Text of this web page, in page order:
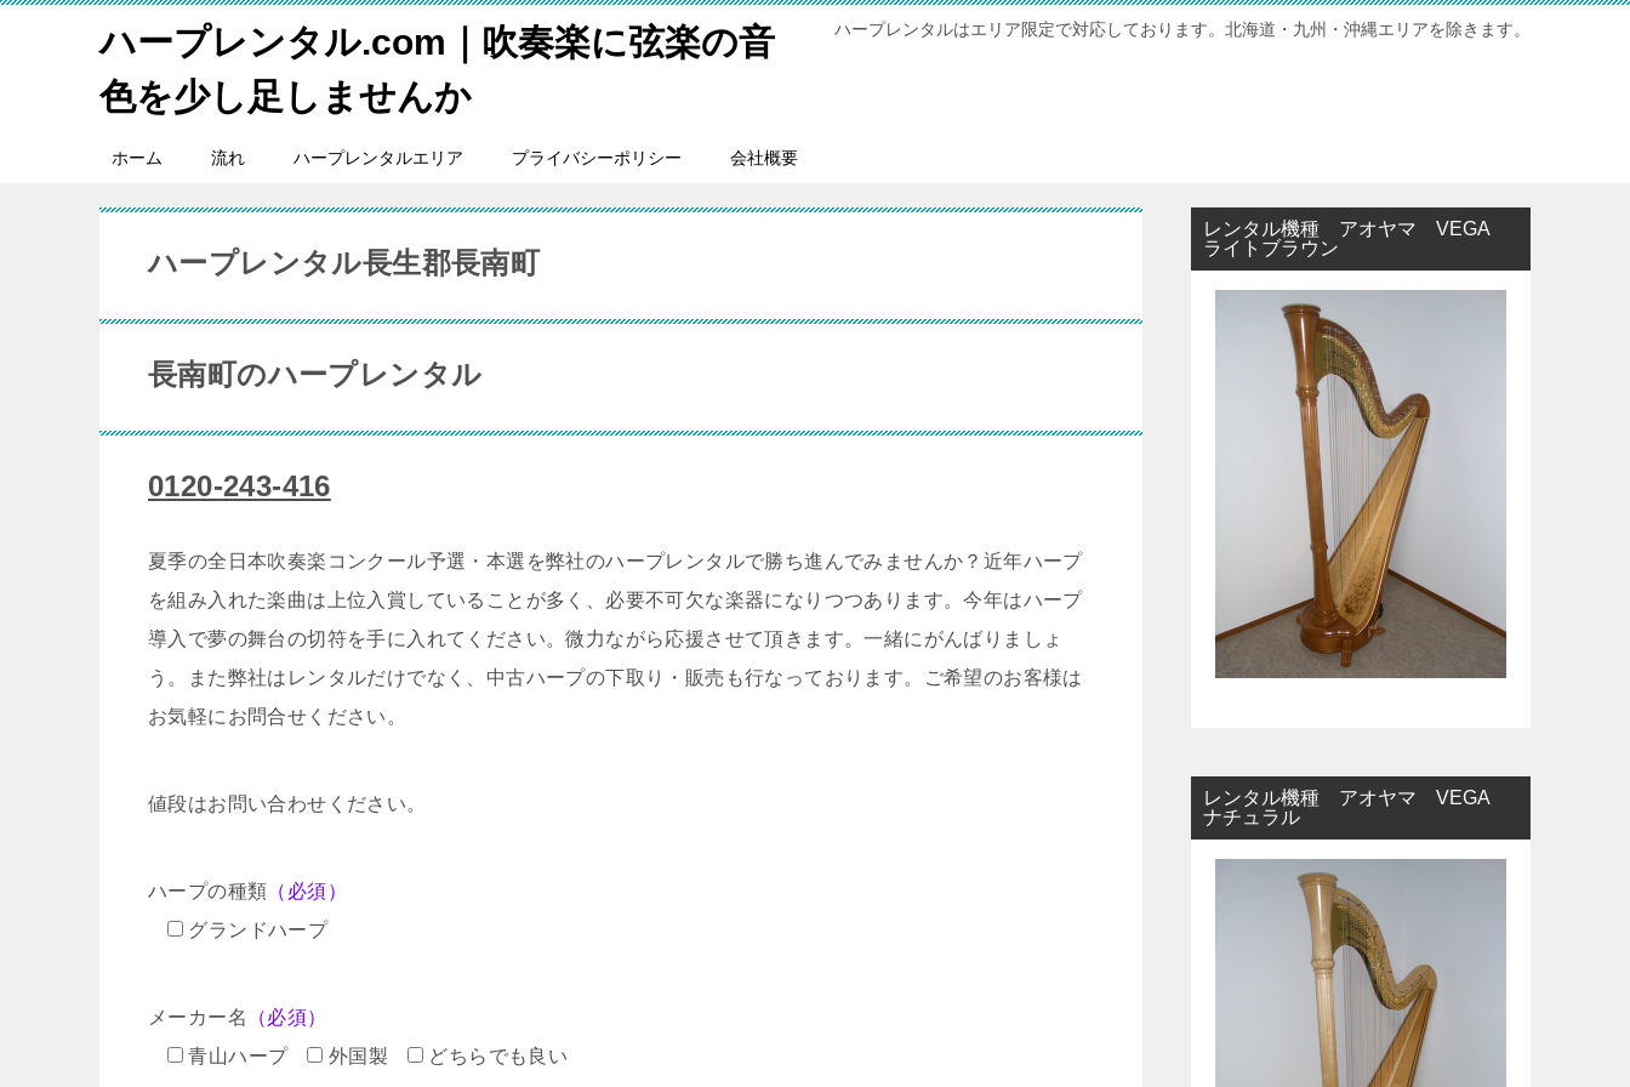
ハープレンタル.com｜吹奏楽に弦楽の音
色を少し足しませんか
ハープレンタルはエリア限定で対応しております。北海道・九州・沖縄エリアを除きます。
ホーム 流れ ハープレンタルエリア プライバシーポリシー 会社概要
ハープレンタル長生郡長南町
長南町のハープレンタル
0120-243-416
夏季の全日本吹奏楽コンクール予選・本選を弊社のハープレンタルで勝ち進んでみませんか？近年ハープ
を組み入れた楽曲は上位入賞していることが多く、必要不可欠な楽器になりつつあります。今年はハープ
導入で夢の舞台の切符を手に入れてください。微力ながら応援させて頂きます。一緒にがんばりましょ
う。また弊社はレンタルだけでなく、中古ハープの下取り・販売も行なっております。ご希望のお客様は
お気軽にお問合せください。
値段はお問い合わせください。
ハープの種類 （必須）
グランドハープ
メーカー名
（必須）
青山ハープ
外国製 どちらでも良い
レンタル機種 アオヤマ VEGA
ライトブラウン
レンタル機種 アオヤマ VEGA
ナチュラル